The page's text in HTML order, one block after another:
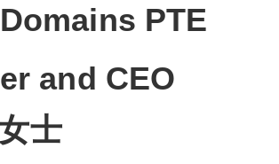
PTE
and CEO
士